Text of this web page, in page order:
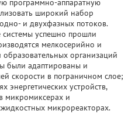
программно-аппаратную
широкий набор
и двухфазных потоков.
успешно прошли
мелкосерийно и
организаций
были адаптированы и
скорости в пограничном слое;
энергетических устройств,
микромиксерах и
микрореакторах.